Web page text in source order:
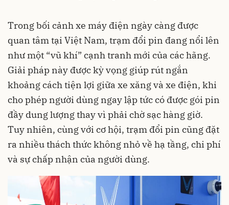
Trong bối cảnh xe máy điện ngày càng được
quan tâm tại Việt Nam, trạm đổi pin đang nổi lên
như một “vũ khí” cạnh tranh mới của các hãng.
Giải pháp này được kỳ vọng giúp rút ngắn
khoảng cách tiện lợi giữa xe xăng và xe điện, khi
cho phép người dùng ngay lập tức có được gói pin
đầy dung lượng thay vì phải chờ sạc hàng giờ.
Tuy nhiên, cùng với cơ hội, trạm đổi pin cũng đặt
ra nhiều thách thức không nhỏ về hạ tầng, chi phí
và sự chấp nhận của người dùng.